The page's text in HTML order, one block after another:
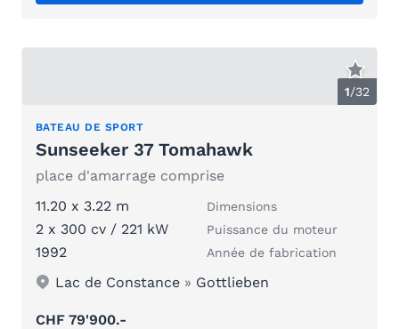
1/32
BATEAU DE SPORT
Sunseeker 37 Tomahawk
place d'amarrage comprise
11.20 x 3.22 m
Dimensions
2 x 300 cv / 221 kW Puissance du moteur
1992 Année de fabrication
Lac de Constance » Gottlieben
CHF 79'900.-